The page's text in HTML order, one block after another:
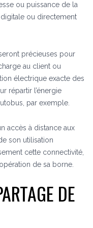
ou puissance de la
ou directement
précieuses pour
au client ou
électrique exacte des
répartir l’énergie
par exemple.
accès à distance aux
son utilisation
cette connectivité,
de sa borne.
DE